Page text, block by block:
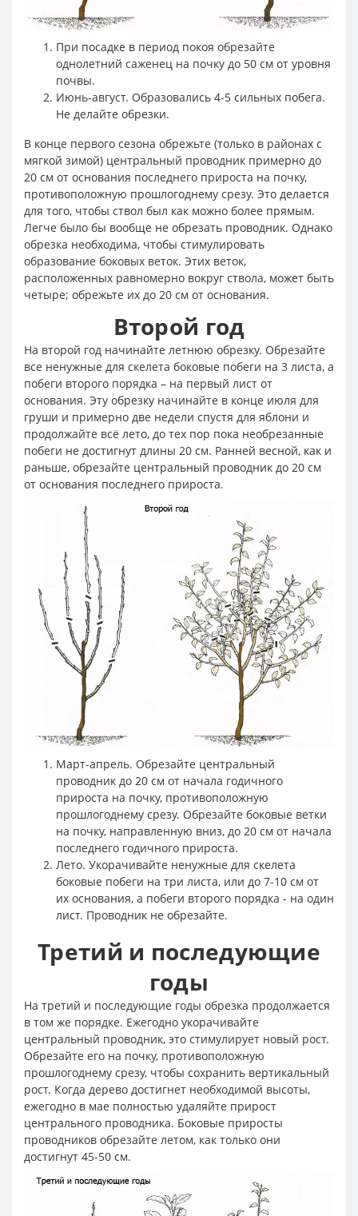
При посадке в период покоя обрезайте
однолетний саженец на почку до 50 см от уровня
почвы.
Июнь-август. Образовались 4-5 сильных побега.
Не делайте обрезки.
В конце первого сезона обрежьте (только в районах с
мягкой зимой) центральный проводник примерно до
20 см от основания последнего прироста на почку,
противоположную прошлогоднему срезу. Это делается
для того, чтобы ствол был как можно более прямым.
Легче было бы вообще не обрезать проводник. Однако
обрезка необходима, чтобы стимулировать
образование боковых веток. Этих веток,
расположенных равномерно вокруг ствола, может быть
четыре; обрежьте их до 20 см от основания.
Второй год
На второй год начинайте летнюю обрезку. Обрезайте
все ненужные для скелета боковые побеги на 3 листа, а
побеги второго порядка – на первый лист от
основания. Эту обрезку начинайте в конце июля для
груши и примерно две недели спустя для яблони и
продолжайте всё лето, до тех пор пока необрезанные
побеги не достигнут длины 20 см. Ранней весной, как и
раньше, обрезайте центральный проводник до 20 см
от основания последнего прироста.
Март-апрель. Обрезайте центральный
проводник до 20 см от начала годичного
прироста на почку, противоположную
прошлогоднему срезу. Обрезайте боковые ветки
на почку, направленную вниз, до 20 см от начала
последнего годичного прироста.
Лето. Укорачивайте ненужные для скелета
боковые побеги на три листа, или до 7-10 см от
их основания, а побеги второго порядка - на один
лист. Проводник не обрезайте.
Третий и последующие
годы
На третий и последующие годы обрезка продолжается
в том же порядке. Ежегодно укорачивайте
центральный проводник, это стимулирует новый рост.
Обрезайте его на почку, противоположную
прошлогоднему срезу, чтобы сохранить вертикальный
рост. Когда дерево достигнет необходимой высоты,
ежегодно в мае полностью удаляйте прирост
центрального проводника. Боковые приросты
проводников обрезайте летом, как только они
достигнут 45-50 см.